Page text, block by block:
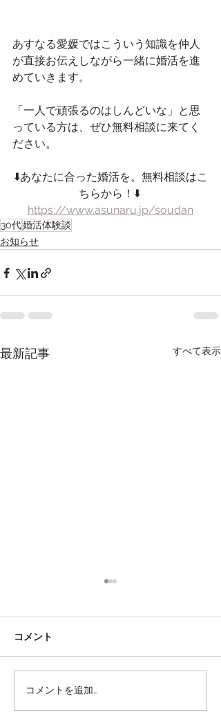
あすなる愛媛ではこういう知識を仲人
が直接お伝えしながら一緒に婚活を進
めていきます。
「一人で頑張るのはしんどいな」と思
っている方は、ぜひ無料相談に来てく
ださい。
⬇️あなたに合った婚活を。無料相談はこ
ちらから！⬇️
https://www.asunaru.jp/soudan
30代婚活体験談
お知らせ
最新記事 すべて表示
何十人と会っても「いい
人がいない」と言い続け
コメント
コメントを追加…